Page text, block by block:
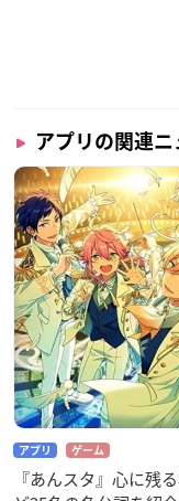
アプリの関連
アプリ ゲーム
『あんスタ』心に残